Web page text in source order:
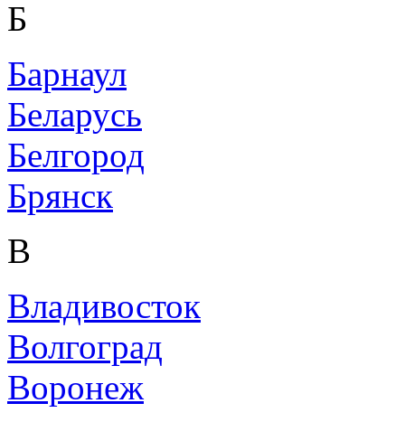
Б
Барнаул
Беларусь
Белгород
Брянск
В
Владивосток
Волгоград
Воронеж